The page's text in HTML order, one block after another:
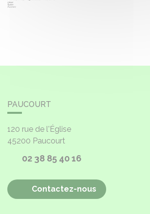
PAUCOURT
120 rue de l'Église
45200 Paucourt
02 38 85 40 16
Contactez-nous